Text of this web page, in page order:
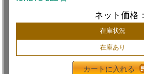
ネット価格：
在庫状況
在庫あり
カートに入れる